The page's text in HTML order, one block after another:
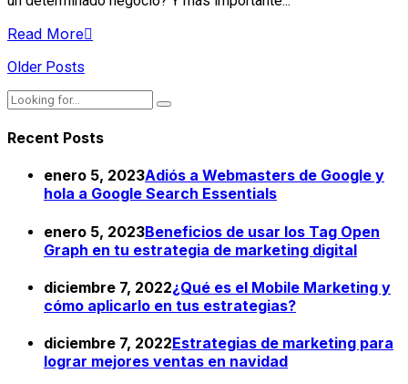
Read More
Older Posts
Recent Posts
enero 5, 2023Adiós a Webmasters de Google y
hola a Google Search Essentials
enero 5, 2023Beneficios de usar los Tag Open
Graph en tu estrategia de marketing digital
diciembre 7, 2022¿Qué es el Mobile Marketing y
cómo aplicarlo en tus estrategias?
diciembre 7, 2022Estrategias de marketing para
lograr mejores ventas en navidad